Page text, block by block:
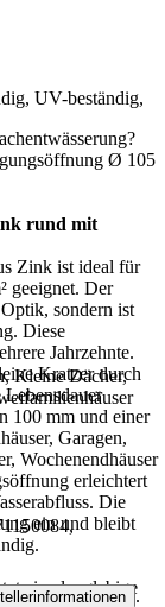
UV-beständig,
Kleine Dächer,
Ø 105
rund mit
Zink ist ideal für
geeignet. Der
sondern ist
Diese
Jahrzehnte.
Kratzer durch
Lebensdauer
100 mm und einer
Garagen,
Wochenendhäuser
erleichtert
Die
ein und bleibt
eine langlebige.